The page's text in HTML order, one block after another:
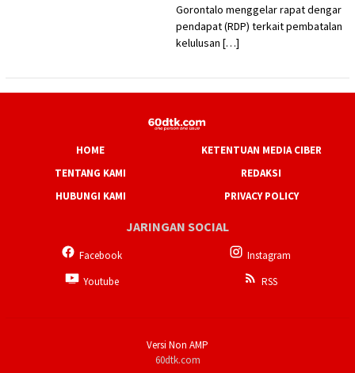
Gorontalo menggelar rapat dengar
pendapat (RDP) terkait pembatalan
kelulusan […]
HOME
KETENTUAN MEDIA CIBER
TENTANG KAMI
REDAKSI
HUBUNGI KAMI
PRIVACY POLICY
JARINGAN SOCIAL
Facebook
Instagram
Youtube
RSS
Versi Non AMP
60dtk.com